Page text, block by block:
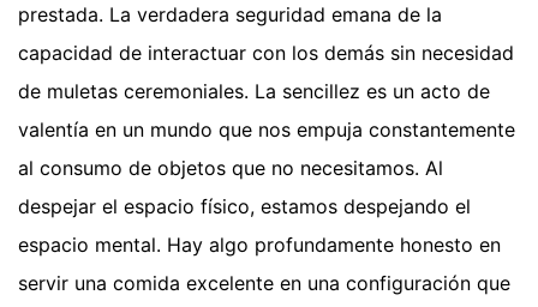
prestada. La verdadera seguridad emana de la
capacidad de interactuar con los demás sin necesidad
de muletas ceremoniales. La sencillez es un acto de
valentía en un mundo que nos empuja constantemente
al consumo de objetos que no necesitamos. Al
despejar el espacio físico, estamos despejando el
espacio mental. Hay algo profundamente honesto en
servir una comida excelente en una configuración que